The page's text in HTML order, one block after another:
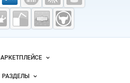
Fishretail.ru —
рыба,
морепродукты
и контакты
Fishretail.ru
РАЗДЕЛЫ